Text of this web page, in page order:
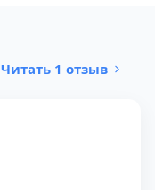
Читать 1 отзыв